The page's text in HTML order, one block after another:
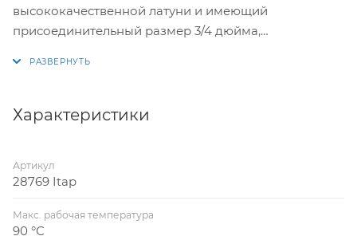
высококачественной латуни и имеющий
присоединительный размер 3/4 дюйма,
Характеристики
Артикул
28769 Itap
Макс. рабочая температура
90 °С